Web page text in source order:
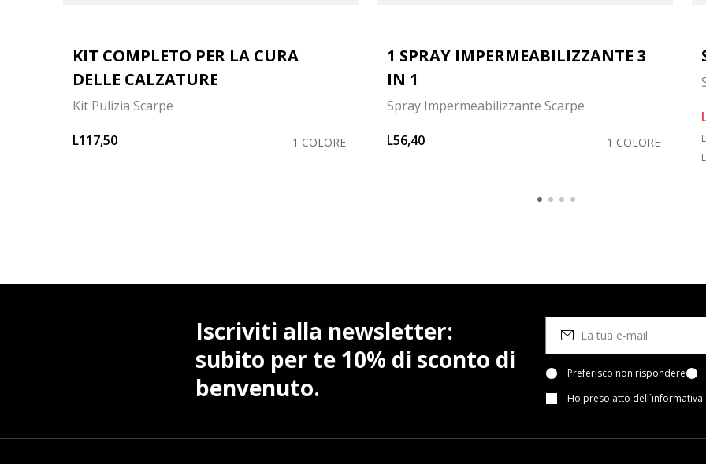
KIT COMPLETO PER LA CURA
DELLE CALZATURE
Kit Pulizia Scarpe
L117,50
1 COLORE
1 SPRAY IMPERMEABILIZZANTE 3
IN 1
Spray Impermeabilizzante Scarpe
L56,40
1 COLORE
Iscriviti alla newsletter:
subito per te 10% di sconto di
benvenuto.
Preferisco non rispondere
Ho preso atto dell`informativa.